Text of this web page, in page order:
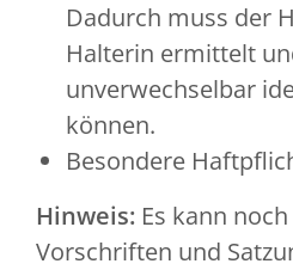
Dadurch muss der
Halterin ermittelt
unverwechselbar
können.
Besondere
Hinweis: Es kann
Vorschriften und